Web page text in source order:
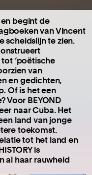
begint de
van Vincent
scheidslijn te zien.
‘poëtische
van
en gedichten,
Of is het een
Voor BEYOND
naar Cuba. Het
land van jonge
toekomst.
tot het land en
is
al haar rauwheid